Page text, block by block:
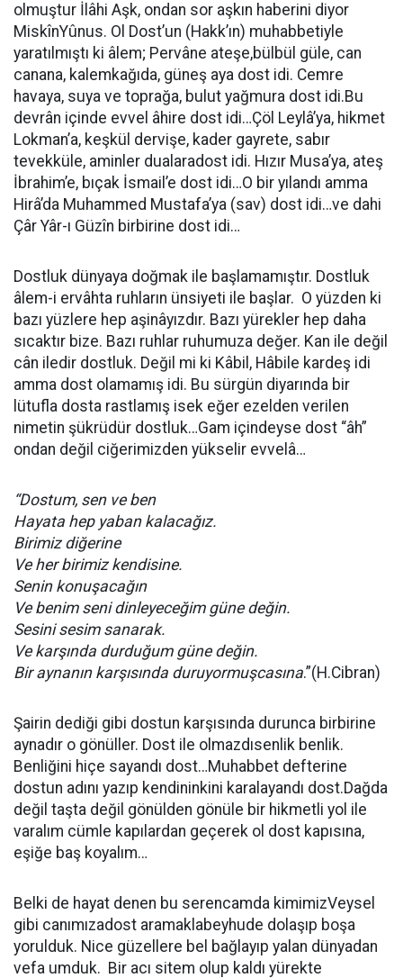
olmuştur İlâhi Aşk, ondan sor aşkın haberini diyor
MiskînYûnus. Ol Dost’un (Hakk’ın) muhabbetiyle
yaratılmıştı ki âlem; Pervâne ateşe,bülbül güle, can
canana, kalemkağıda, güneş aya dost idi. Cemre
havaya, suya ve toprağa, bulut yağmura dost idi.Bu
devrân içinde evvel âhire dost idi…Çöl Leylâ’ya, hikmet
Lokman’a, keşkül dervişe, kader gayrete, sabır
tevekküle, aminler dualaradost idi. Hızır Musa’ya, ateş
İbrahim’e, bıçak İsmail’e dost idi…O bir yılandı amma
Hirâ’da Muhammed Mustafa’ya (sav) dost idi…ve dahi
Çâr Yâr-ı Güzîn birbirine dost idi…
Dostluk dünyaya doğmak ile başlamamıştır. Dostluk
âlem-i ervâhta ruhların ünsiyeti ile başlar. O yüzden ki
bazı yüzlere hep aşinâyızdır. Bazı yürekler hep daha
sıcaktır bize. Bazı ruhlar ruhumuza değer. Kan ile değil
cân iledir dostluk. Değil mi ki Kâbil, Hâbile kardeş idi
amma dost olamamış idi. Bu sürgün diyarında bir
lütufla dosta rastlamış isek eğer ezelden verilen
nimetin şükrüdür dostluk…Gam içindeyse dost “âh”
ondan değil ciğerimizden yükselir evvelâ…
“Dostum, sen ve ben
Hayata hep yaban kalacağız.
Birimiz diğerine
Ve her birimiz kendisine.
Senin konuşacağın
Ve benim seni dinleyeceğim güne değin.
Sesini sesim sanarak.
Ve karşında durduğum güne değin.
Bir aynanın karşısında duruyormuşcasına.”(H.Cibran)
Şairin dediği gibi dostun karşısında durunca birbirine
aynadır o gönüller. Dost ile olmazdısenlik benlik.
Benliğini hiçe sayandı dost…Muhabbet defterine
dostun adını yazıp kendininkini karalayandı dost.Dağda
değil taşta değil gönülden gönüle bir hikmetli yol ile
varalım cümle kapılardan geçerek ol dost kapısına,
eşiğe baş koyalım…
Belki de hayat denen bu serencamda kimimizVeysel
gibi canımızadost aramaklabeyhude dolaşıp boşa
yorulduk. Nice güzellere bel bağlayıp yalan dünyadan
vefa umduk. Bir acı sitem olup kaldı yürekte